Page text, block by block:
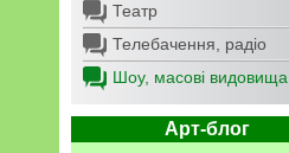
Театр
Телебачення, радіо
Шоу, масові видовища
Арт-блог